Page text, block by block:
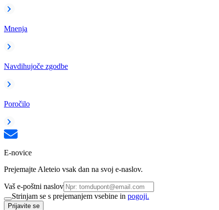
Mnenja
Navdihujoče zgodbe
Poročilo
E-novice
Prejemajte Aleteio vsak dan na svoj e-naslov.
Vaš e-poštni naslov
Strinjam se s prejemanjem vsebine in pogoji.
Prijavite se